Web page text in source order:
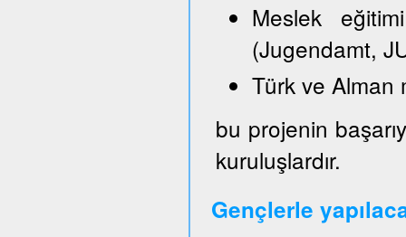
Meslek
(Jugendamt,
Türk ve Alman
bu projenin
kuruluşlardır.
Gençlerle